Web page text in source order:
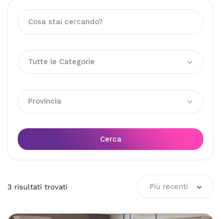
Tutte le Categorie
Provincia
Cerca
3 risultati trovati Più recenti